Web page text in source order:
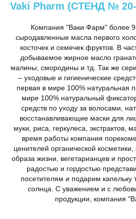
Vaki Pharm (СТЕНД №
Компания "Ваки Фарм" более
сыродавленные масла первого
косточек и семечек фруктов. В
добываемое жирное масло
малины, смородины и тд. Так же
– уходовые и гигиенические
первая в мире 100% натуральная
мире 100% натуральный
средств по уходу за волосами,
восстанавливающие маски для
муки, риса, геркулеса, экстрактов,
время работы компания
ценителей органической
образа жизни, вегетарианцев и
радостью и гордостью
посетителям и подарим капельку
солнца. С уважением и с
продукции, компания